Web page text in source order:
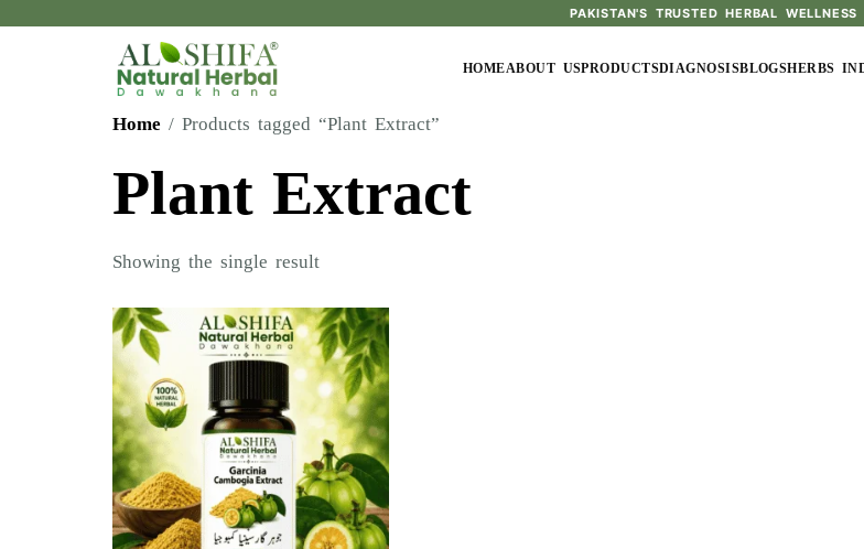
PAKISTAN'S TRUSTED HERBAL WELLNESS
HOMEABOUT USPRODUCTSDIAGNOSISBLOGSHERBS
Home / Products tagged “Plant Extract”
Plant Extract
Showing the single result